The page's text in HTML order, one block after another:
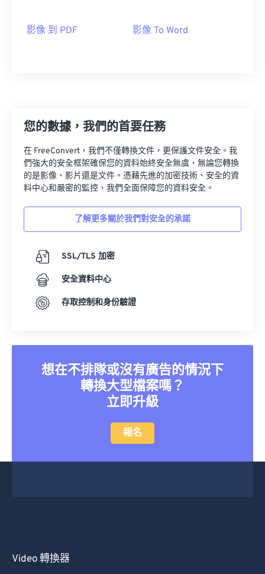
影像 到 PDF 影像 To Word
您的數據，我們的首要任務
在 FreeConvert，我們不僅轉換文件，更保護文件安全。我
們強大的安全框架確保您的資料始終安全無虞，無論您轉換
的是影像、影片還是文件。憑藉先進的加密技術、安全的資
料中心和嚴密的監控，我們全面保障您的資料安全。
了解更多關於我們對安全的承諾
SSL/TLS 加密
安全資料中心
存取控制和身份驗證
想在不排隊或沒有廣告的情況下
轉換大型檔案嗎？
立即升級
報名
Video 轉換器